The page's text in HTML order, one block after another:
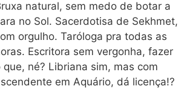
natural, sem medo de botar a
no Sol. Sacerdotisa de Sekhmet,
orgulho. Taróloga pra todas as
Escritora sem vergonha, fazer
que, né? Libriana sim, mas com
em Aquário, dá licença!?